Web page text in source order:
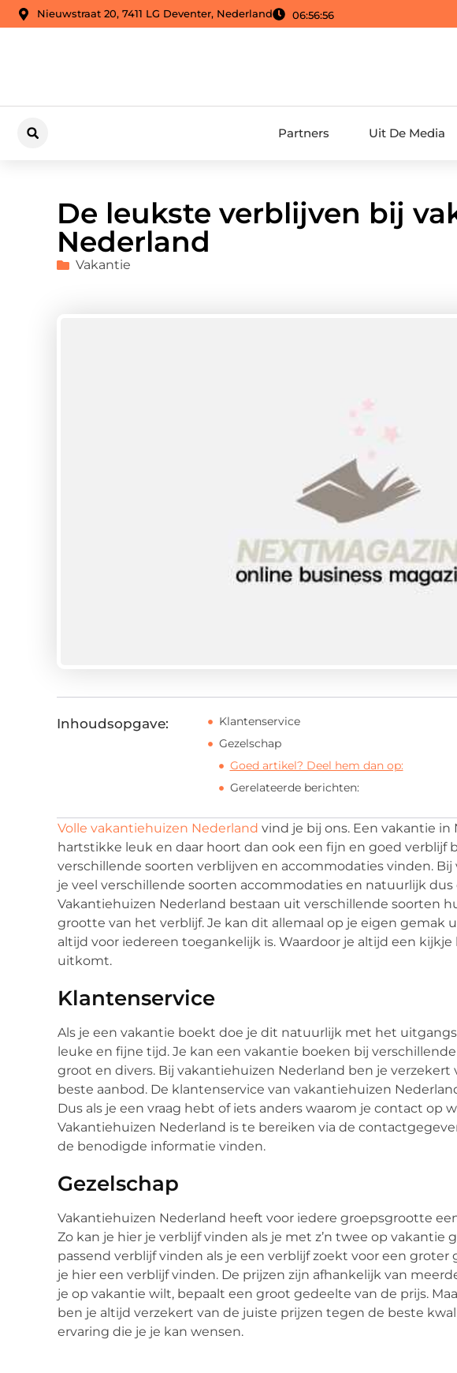
Nieuwstraat 20, 7411 LG Deventer, Nederland 06:56:58
Partners Uit De Media
De leukste verblijven bij
Nederland
Vakantie
Inhoudsopgave:
Klantenservice
Gezelschap
Goed artikel? Deel hem dan op:
Gerelateerde berichten:
Volle vakantiehuizen Nederland vind je bij ons. Een vakantie
hartstikke leuk en daar hoort dan ook een fijn en goed verblijf
verschillende soorten verblijven en accommodaties vinden.
je veel verschillende soorten accommodaties en natuurlijk
Vakantiehuizen Nederland bestaan uit verschillende soorten
grootte van het verblijf. Je kan dit allemaal op je eigen gemak
altijd voor iedereen toegankelijk is. Waardoor je altijd een
uitkomt.
Klantenservice
Als je een vakantie boekt doe je dit natuurlijk met het
leuke en fijne tijd. Je kan een vakantie boeken bij
groot en divers. Bij vakantiehuizen Nederland ben je
beste aanbod. De klantenservice van vakantiehuizen
Dus als je een vraag hebt of iets anders waarom je contact op
Vakantiehuizen Nederland is te bereiken via de
de benodigde informatie vinden.
Gezelschap
Vakantiehuizen Nederland heeft voor iedere groepsgrootte
Zo kan je hier je verblijf vinden als je met z’n twee op vakantie
passend verblijf vinden als je een verblijf zoekt voor een groter
je hier een verblijf vinden. De prijzen zijn afhankelijk van
je op vakantie wilt, bepaalt een groot gedeelte van de prijs.
ben je altijd verzekert van de juiste prijzen tegen de beste
ervaring die je je kan wensen.